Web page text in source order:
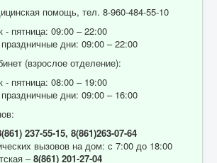
помощь, тел. 8-960-484-55-10
- пятница: 09:00 – 22:00
дни: 09:00 – 22:00
(взрослое отделение):
- пятница: 08:00 – 19:00
дни: 09:00 – 16:00
237-55-15, 8(861)263-07-64
вызовов на дом: с 7:00 до 18:00
–8(861) 201-27-04